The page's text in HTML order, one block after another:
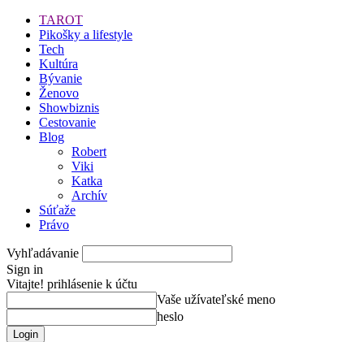
TAROT
Pikošky a lifestyle
Tech
Kultúra
Bývanie
Ženovo
Showbiznis
Cestovanie
Blog
Robert
Viki
Katka
Archív
Súťaže
Právo
Vyhľadávanie
Sign in
Vitajte! prihlásenie k účtu
Vaše užívateľské meno
heslo